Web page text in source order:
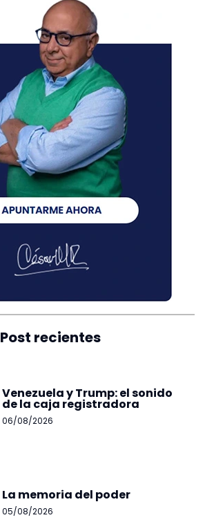
Post recientes
Venezuela y Trump: el sonido
de la caja registradora
06/08/2026
La memoria del poder
05/08/2026